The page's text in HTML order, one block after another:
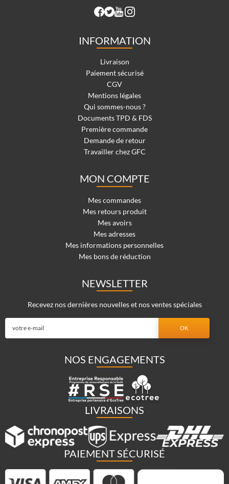
INFORMATION
Livraison
Paiement sécurisé
CGV
Mentions légales
Qui sommes-nous ?
Documents TPD & FDS
Première commande
Demande de retour
Travailler chez GFC
MON COMPTE
Mes commandes
Mes retours produit
Mes avoirs
Mes adresses
Mes informations personnelles
Mes bons de réduction
NEWSLETTER
Recevez nos dernières nouvelles et nos ventes spéciales
NOS ENGAGEMENTS
LIVRAISONS
PAIEMENT SÉCURISÉ